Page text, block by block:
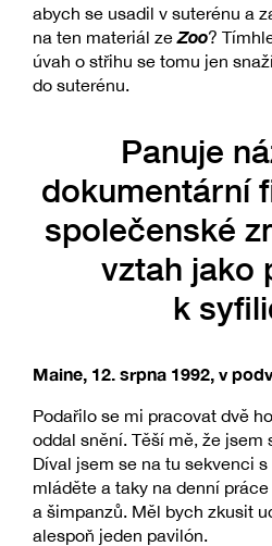
abych se usadil v suterénu a
na ten materiál ze Zoo?
úvah o střihu se tomu jen
do suterénu.
Panuje
dokumentární
společenské
vztah jako
k
Maine, 12. srpna 1992, v
Podařilo se mi pracovat dvě
oddal snění. Těší mě, že jsem
Díval jsem se na tu sekvenci
mláděte a taky na denní
a šimpanzů. Měl bych zkusit
alespoň jeden pavilón.